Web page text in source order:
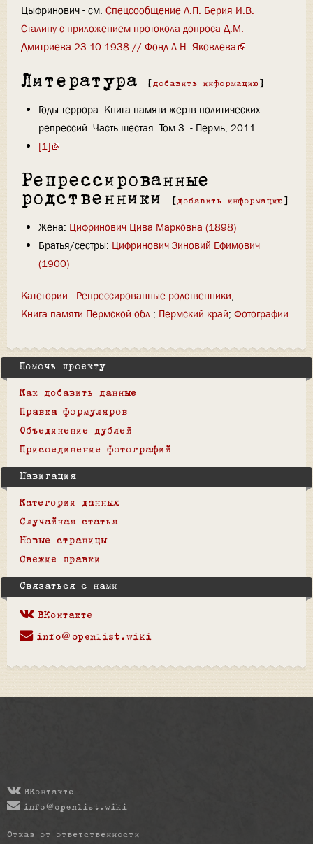
Цыфринович - см. Спецсообщение Л.П. Берия И.В.
Сталину с приложением протокола допроса Д.М.
Дмитриева 23.10.1938 // Фонд А.Н. Яковлева
.
Литература [ добавить информацию ]
Годы террора. Книга памяти жертв политических
репрессий. Часть шестая. Том 3. - Пермь, 2011
[1]
Репрессированные
родственники
[ добавить информацию ]
Жена: Цифринович Цива Марковна (1898)
Братья/сестры: Цифринович Зиновий Ефимович
(1900)
Категории: Репрессированные родственники
Книга памяти Пермской обл. Пермский край Фотографии
Помочь проекту
Как добавить данные
Правка формуляров
Объединение дублей
Присоединение фотографий
Навигация
Категории данных
Случайная статья
Новые страницы
Свежие правки
Связаться с нами
ВКонтакте
info@openlist.wiki
ВКонтакте
info@openlist.wiki
Отказ от ответственности